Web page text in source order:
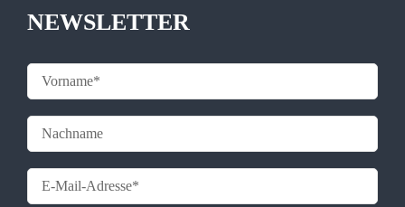
NEWSLETTER